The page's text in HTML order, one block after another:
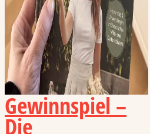
Gewinnspiel –
Die